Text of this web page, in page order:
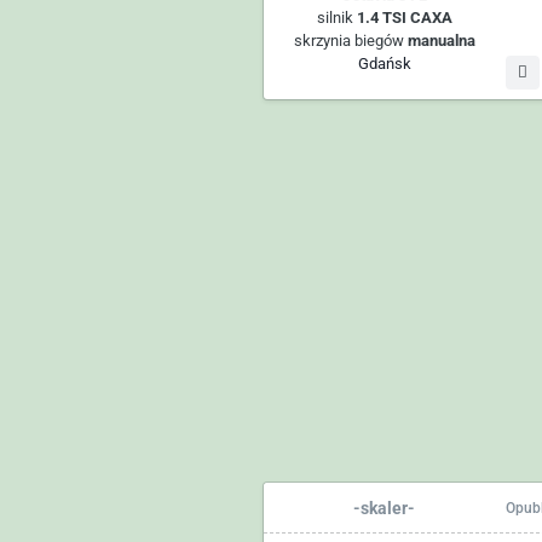
silnik 1.4 TSI CAXA
skrzynia biegów manualna
Gdańsk
-skaler-